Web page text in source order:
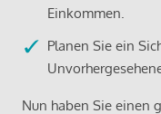
Einkommen.
Planen Sie ein
Nun haben Sie einen